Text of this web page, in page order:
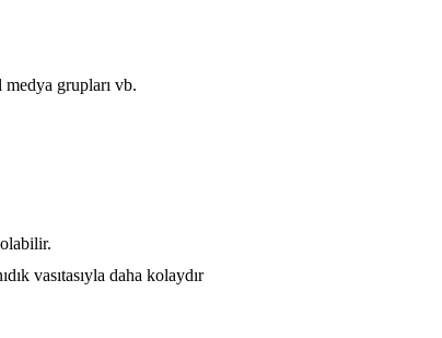
grupları vb.
vasıtasıyla daha kolaydır